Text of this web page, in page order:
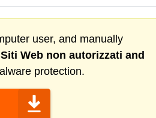
user, and manually
Siti Web non autorizzati and
protection.